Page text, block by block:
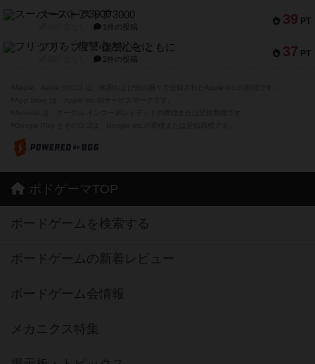
39 PT
スーパーストア3000
1件の投稿
37 PT
フリップ７：復讐心とともに
2件の投稿
ボドゲーマTOP
ボードゲームを検索する
ボードゲームの新着レビュー
ボードゲーム会情報
メカニクス特集